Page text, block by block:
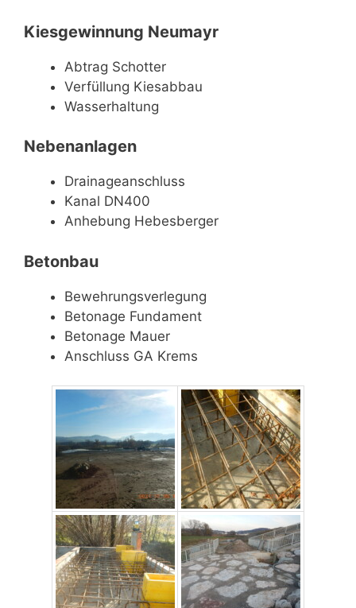
Kiesgewinnung Neumayr
Abtrag Schotter
Verfüllung Kiesabbau
Wasserhaltung
Nebenanlagen
Drainageanschluss
Kanal DN400
Anhebung Hebesberger
Betonbau
Bewehrungsverlegung
Betonage Fundament
Betonage Mauer
Anschluss GA Krems